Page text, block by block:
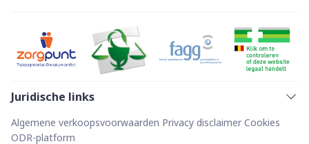
Juridische links
Algemene verkoopsvoorwaarden Privacy disclaimer Cookies
ODR-platform